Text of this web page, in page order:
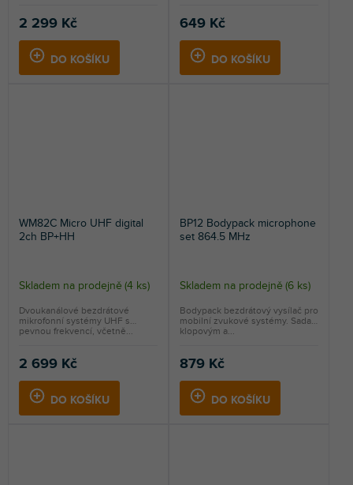
2 299 Kč
DO KOŠÍKU
649 Kč
DO KOŠÍKU
WM82C Micro UHF digital
2ch BP+HH
Skladem na prodejně (4 ks)
2 699 Kč
DO KOŠÍKU
Dvoukanálové bezdrátové
mikrofonní systémy UHF s
pevnou frekvencí, včetně...
BP12 Bodypack microphone
set 864.5 MHz
Skladem na prodejně (6 ks)
879 Kč
DO KOŠÍKU
Bodypack bezdrátový vysílač pro
mobilní zvukové systémy. Sada s
klopovým a...